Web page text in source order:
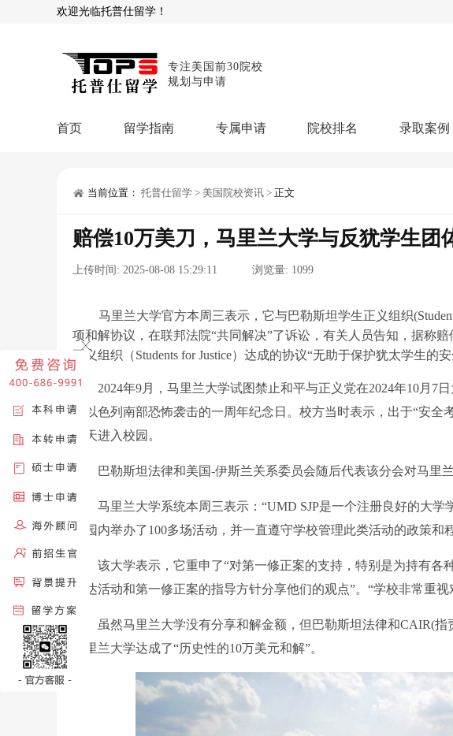
欢迎光临托普仕留学！
专注美国前30院校
规划与申请
首页 留学指南
留学攻略
留学资讯 院校资讯
专属申请
本科申请：
博士申请： 博士定制方案
混合申请： 菁英联申计划
留学工具： GPA计算器 留学评估
院校排名 录取案例
名
当前位置： 托普仕留学 > 美国院校资讯 > 正文
赔偿10万美刀，马里兰大学与反犹学生团
上传时间: 2025-08-08 15:29:11 浏览量: 1099
马里兰大学官方本周三表示，它与巴勒斯坦学生正义组织
项和解协议，在联邦法院“共同解决”了诉讼，有关人员告知，据称
正义组织（Students for Justice）达成的协议“无助于保护犹太学生的
2024年9月，马里兰大学试图禁止和平与正义党在2024年10月7日
的以色列南部恐怖袭击的一周年纪念日。校方当时表示，出于“安全
当天进入校园。
巴勒斯坦法律和美国-伊斯兰关系委员会随后代表该分会对马里兰
马里兰大学系统本周三表示：“UMD SJP是一个注册良好的大学
校园内举办了100多场活动，并一直遵守学校管理此类活动的政策和
该大学表示，它重申了“对第一修正案的支持，特别是为持有各
表达活动和第一修正案的指导方针分享他们的观点”。“学校非常重
虽然马里兰大学没有分享和解金额，但巴勒斯坦法律和CAIR(指
马里兰大学达成了“历史性的10万美元和解”。